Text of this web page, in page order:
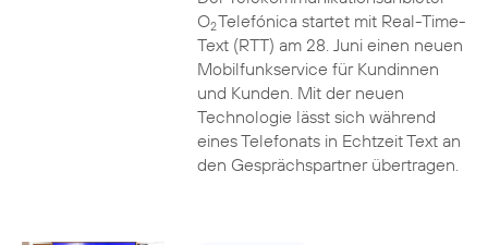
O2Telefónica startet mit Real-Time-
Text (RTT) am 28. Juni einen neuen
Mobilfunkservice für Kundinnen
und Kunden. Mit der neuen
Technologie lässt sich während
eines Telefonats in Echtzeit Text an
den Gesprächspartner übertragen.